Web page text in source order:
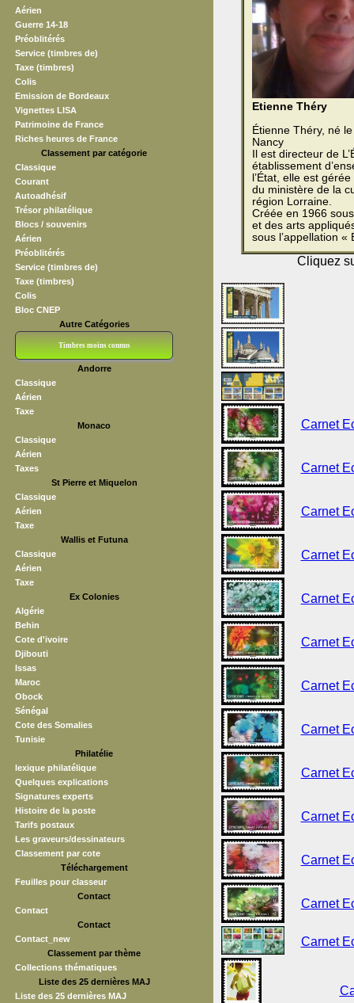
Aérien
Guerre 14-18
Préoblitérés
Service (timbres de)
Taxe (timbres)
Colis
Emission de Bordeaux
Vignettes LISA
Patrimoine de France
Riches heures de France
Classement par catégorie
Classique
Courant
Autoadhésif
Trésor philatélique
Blocs / souvenirs
Aérien
Préoblitérés
Service (timbres de)
Taxe (timbres)
Colis
Bloc CNEP
Autre Catégories
Timbres moins connus
Andorre
Classique
Aérien
Taxe
Monaco
Classique
Aérien
Taxes
St Pierre et Miquelon
Classique
Aérien
Taxe
Wallis et Futuna
Classique
Aérien
Taxe
Ex Colonies
Algérie
Behin
Cote d'ivoire
Djibouti
Issas
Maroc
Obock
Sénégal
Cote des Somalies
Tunisie
Philatélie
lexique philatélique
Quelques explications
Signatures experts
Histoire de la poste
Tarifs postaux
Les graveurs/dessinateurs
Classement par cote
Téléchargement
Feuilles pour classeur
Contact
Contact
Contact
Contact_new
Classement par thème
Collections thématiques
Liste des 25 dernières MAJ
Liste des 25 dernières MAJ
Etienne Théry
Étienne Théry, né
Nancy
Il est directeur de
établissement
l’État, elle est
du ministère de la
région Lorraine.
Créée en 1966
et des arts
sous l’appellation «
Cliquez
Carnet
Carnet
Carnet
Carnet
Carnet
Carnet
Carnet
Carnet
Carnet
Carnet
Carnet
Carnet
Carnet